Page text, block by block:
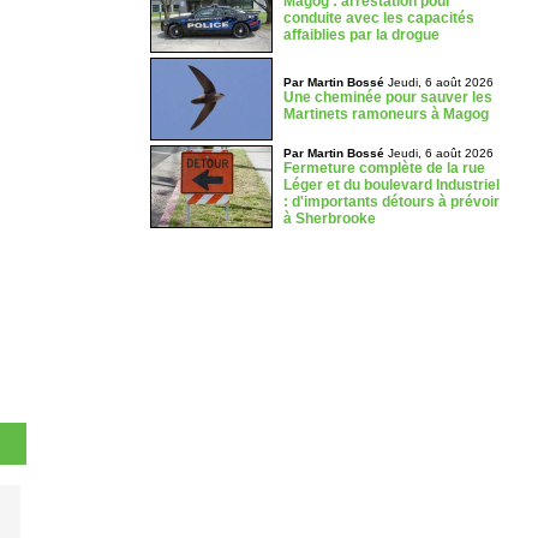
conduite avec les capacités
affaiblies par la drogue
Par Martin BosséJeudi, 6 août 2026
Une cheminée pour sauver les
Martinets ramoneurs à Magog
Par Martin BosséJeudi, 6 août 2026
Fermeture complète de la rue
Léger et du boulevard Industriel
: d'importants détours à prévoir
à Sherbrooke